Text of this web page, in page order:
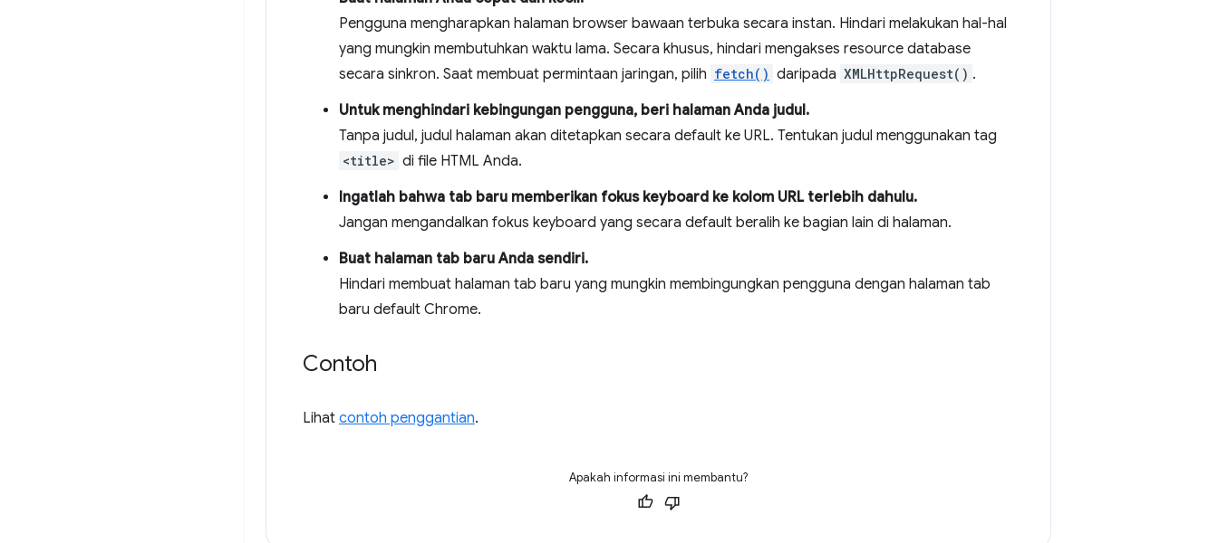
Pengguna mengharapkan halaman browser bawaan terbuka secara instan. Hindari melakukan hal-hal
yang mungkin membutuhkan waktu lama. Secara khusus, hindari mengakses resource database
secara sinkron. Saat membuat permintaan jaringan, pilih fetch() daripada XMLHttpRequest() .
Untuk menghindari kebingungan pengguna, beri halaman Anda judul.
Tanpa judul, judul halaman akan ditetapkan secara default ke URL. Tentukan judul menggunakan tag
<title> di file HTML Anda.
Ingatlah bahwa tab baru memberikan fokus keyboard ke kolom URL terlebih dahulu.
Jangan mengandalkan fokus keyboard yang secara default beralih ke bagian lain di halaman.
Buat halaman tab baru Anda sendiri.
Hindari membuat halaman tab baru yang mungkin membingungkan pengguna dengan halaman tab
baru default Chrome.
Contoh
Lihat contoh penggantian.
Apakah informasi ini membantu?